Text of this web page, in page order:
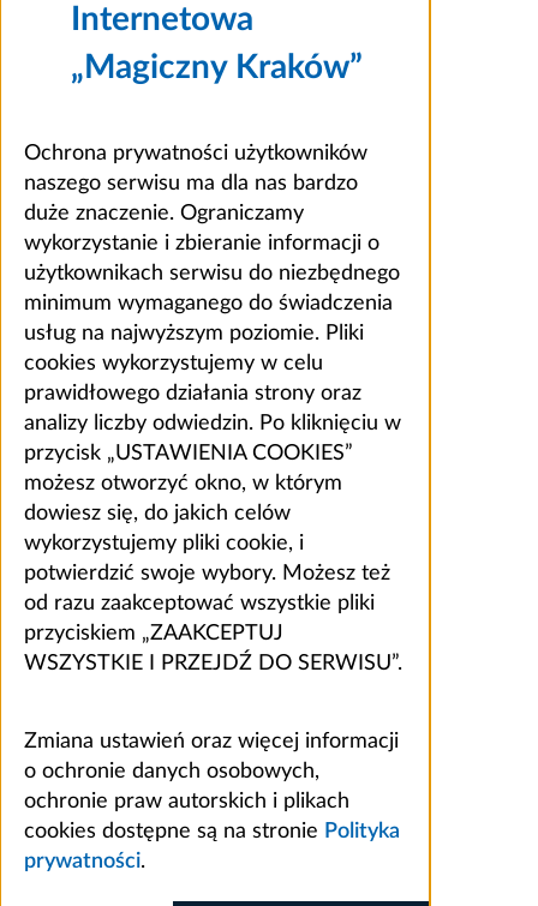
Internetowa
„Magiczny Kraków”
Ochrona prywatności użytkowników
naszego serwisu ma dla nas bardzo
duże znaczenie. Ograniczamy
wykorzystanie i zbieranie informacji o
użytkownikach serwisu do niezbędnego
minimum wymaganego do świadczenia
usług na najwyższym poziomie. Pliki
cookies wykorzystujemy w celu
prawidłowego działania strony oraz
analizy liczby odwiedzin. Po kliknięciu w
przycisk „USTAWIENIA COOKIES”
możesz otworzyć okno, w którym
dowiesz się, do jakich celów
wykorzystujemy pliki cookie, i
potwierdzić swoje wybory. Możesz też
od razu zaakceptować wszystkie pliki
przyciskiem „ZAAKCEPTUJ
WSZYSTKIE I PRZEJDŹ DO SERWISU”.
Zmiana ustawień oraz więcej informacji
o ochronie danych osobowych,
ochronie praw autorskich i plikach
cookies dostępne są na stronie Polityka
prywatności.